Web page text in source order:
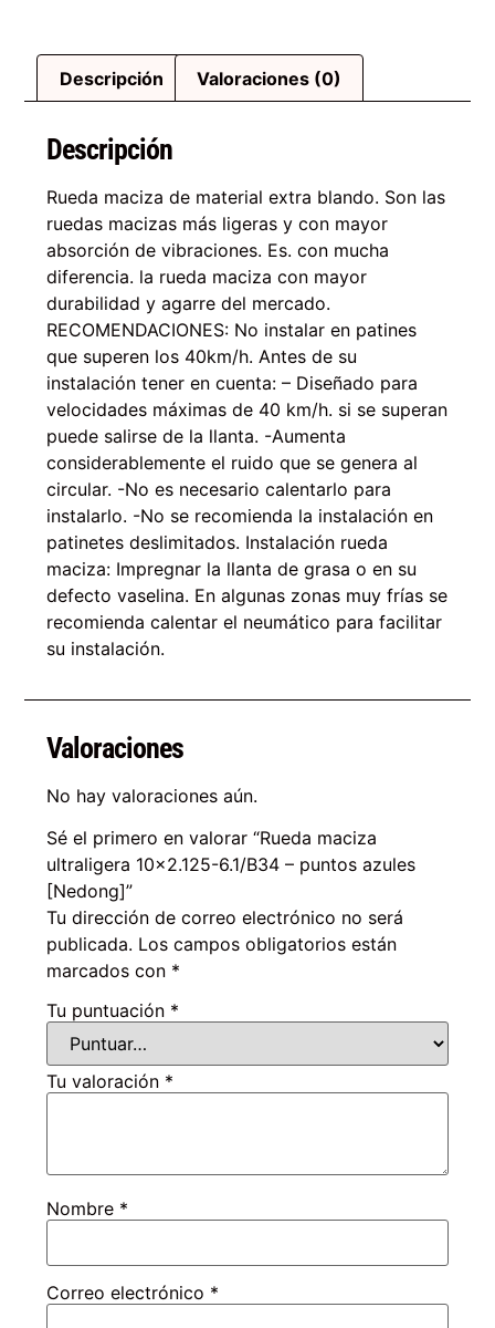
Descripción Valoraciones (0)
Descripción
Rueda maciza de material extra blando. Son las
ruedas macizas más ligeras y con mayor
absorción de vibraciones. Es. con mucha
diferencia. la rueda maciza con mayor
durabilidad y agarre del mercado.
RECOMENDACIONES: No instalar en patines
que superen los 40km/h. Antes de su
instalación tener en cuenta: – Diseñado para
velocidades máximas de 40 km/h. si se superan
puede salirse de la llanta. -Aumenta
considerablemente el ruido que se genera al
circular. -No es necesario calentarlo para
instalarlo. -No se recomienda la instalación en
patinetes deslimitados. Instalación rueda
maciza: Impregnar la llanta de grasa o en su
defecto vaselina. En algunas zonas muy frías se
recomienda calentar el neumático para facilitar
su instalación.
Valoraciones
No hay valoraciones aún.
Sé el primero en valorar “Rueda maciza
ultraligera 10×2.125-6.1/B34 – puntos azules
[Nedong]”
Tu dirección de correo electrónico no será
publicada. Los campos obligatorios están
marcados con *
Tu puntuación *
Tu valoración *
Nombre *
Correo electrónico *